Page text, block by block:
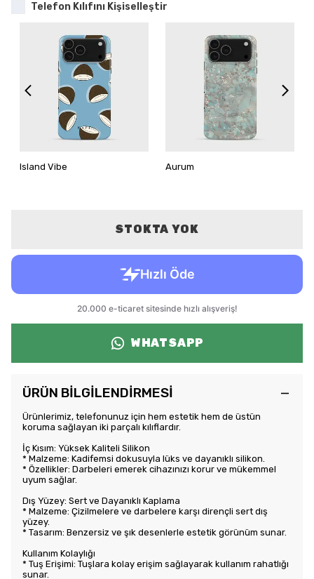
Telefon Kılıfını Kişiselleştir
Island Vibe Aurum
STOKTA YOK
WHATSAPP
ÜRÜN BİLGİLENDİRMESİ
Ürünlerimiz, telefonunuz için hem estetik hem de üstün
koruma sağlayan iki parçalı kılıflardır.
İç Kısım: Yüksek Kaliteli Silikon
* Malzeme: Kadifemsi dokusuyla lüks ve dayanıklı silikon.
* Özellikler: Darbeleri emerek cihazınızı korur ve mükemmel
uyum sağlar.
Dış Yüzey: Sert ve Dayanıklı Kaplama
* Malzeme: Çizilmelere ve darbelere karşı dirençli sert dış
yüzey.
* Tasarım: Benzersiz ve şık desenlerle estetik görünüm sunar.
Kullanım Kolaylığı
* Tuş Erişimi: Tuşlara kolay erişim sağlayarak kullanım rahatlığı
sunar.